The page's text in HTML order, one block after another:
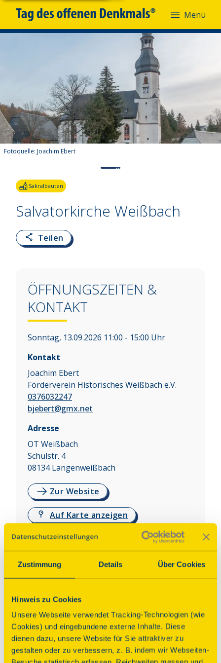
Zustimmung Details Über Cookies
Hinweis zu Cookies
Unsere Webseite verwendet Tracking-Technologien (wie
Cookies) und eingebundene externe Inhalte. Diese
dienen dazu, unsere Website für Sie attraktiver zu
gestalten oder zu verbessern, z. B. indem wir Webseiten-
Menü
Fotoquelle: Joachim Ebert
Sakralbauten
Salvatorkirche Weißbach
Teilen
ÖFFNUNGSZEITEN &
KONTAKT
Sonntag, 13.09.2026 11:00 - 15:00 Uhr
Kontakt
Joachim Ebert
Förderverein Historisches Weißbach e.V.
0376032247
bjebert@gmx.net
Adresse
OT Weißbach
Schulstr. 4
08134 Langenweißbach
Zur Website
Auf Karte anzeigen
Über dieses Denkmal
Die um 1515/16 erbaute  (1692/93 umfassend
zählt zu den kunstvollsten Dorfkirchen des
Erzgebirges. Sie beeindruckt mit spätgotischem
Bau, barocker Kassettendecke, Emporenmalereien,
einer Sandsteinkanzel und einem bedeutenden
Schnitzaltar von Peter Breuer (1518).
Restaurierungen u. a. mit Hilfe der Deutschen